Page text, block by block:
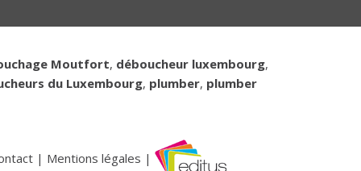
Moutfort, déboucheur luxembourg,
du Luxembourg, plumber, plumber
| Mentions légales |